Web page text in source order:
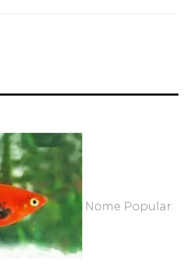
Nome Popular: